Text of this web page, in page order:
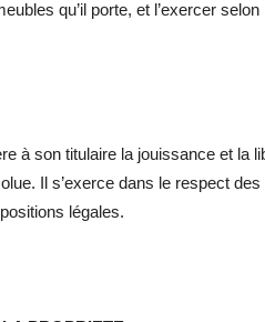
qu’il porte, et l’exercer
à son titulaire la jouissance et la
Il s’exerce dans le respect
légales.